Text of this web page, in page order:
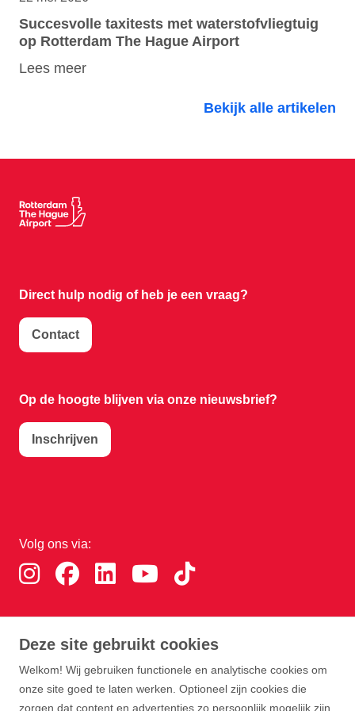
Deze site gebruikt cookies
Welkom! Wij gebruiken functionele en analytische cookies om
onze site goed te laten werken. Optioneel zijn cookies die
zorgen dat content en advertenties zo persoonlijk mogelijk zijn.
Succesvolle taxitests met waterstofvliegtuig
op Rotterdam The Hague Airport
Lees meer
Bekijk alle artikelen
Direct hulp nodig ofheb je een vraag?
Contact
Op de hoogte blijven via onze nieuwsbrief?
Inschrijven
Volg ons via:
Download de RTHA app: